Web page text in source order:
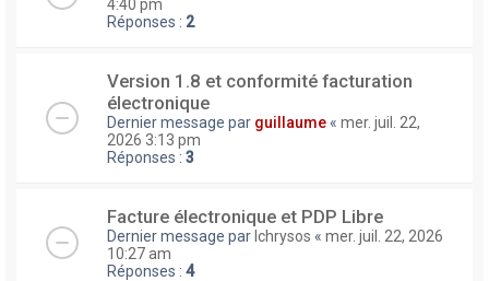
4:40 pm
Réponses : 2
Version 1.8 et conformité facturation
électronique
Dernier message par guillaume « mer. juil. 22,
2026 3:13 pm
Réponses : 3
Facture électronique et PDP Libre
Dernier message par lchrysos « mer. juil. 22, 2026
10:27 am
Réponses : 4